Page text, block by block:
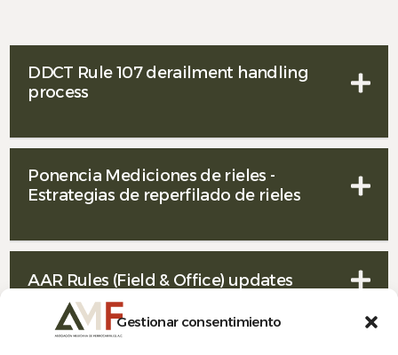
Gestionar consentimiento
DDCT Rule 107 derailment handling
process
Ponencia Mediciones de rieles -
Estrategias de reperfilado de rieles
AAR Rules (Field & Office) updates